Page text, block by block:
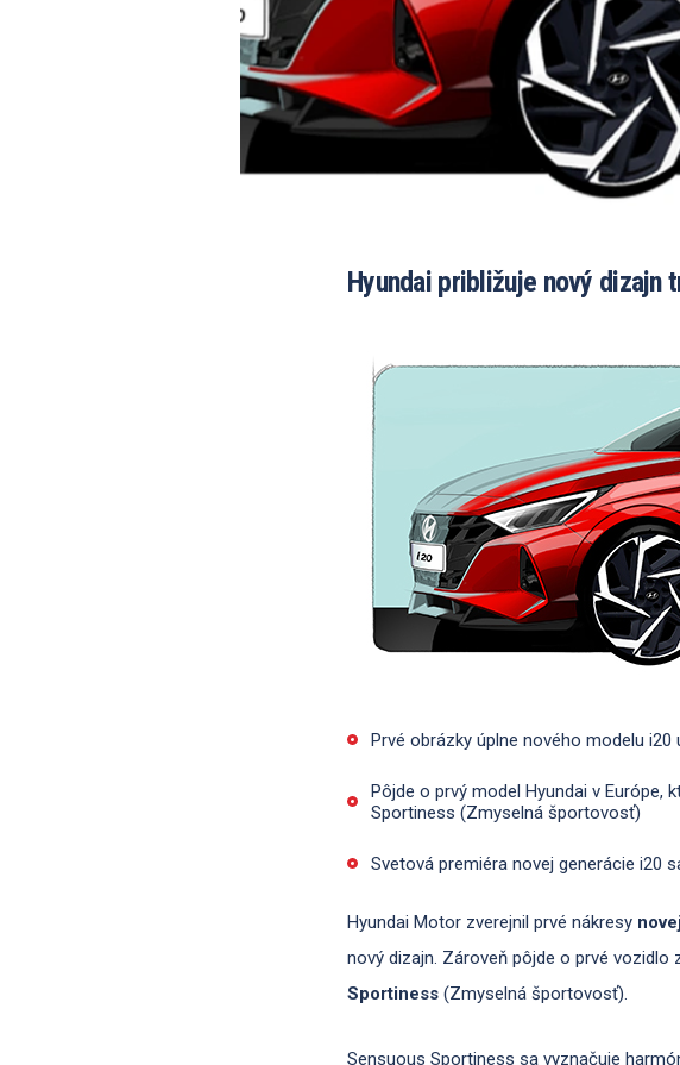
Hyundai približuje nový dizajn
Prvé obrázky úplne nového modelu
Pôjde o prvý model Hyundai v Európe,
Sportiness (Zmyselná športovosť)
Svetová premiéra novej generácie i20
Hyundai Motor zverejnil prvé nákresy
nový dizajn. Zároveň pôjde o prvé vozidlo
Sportiness (Zmyselná športovosť).
Sensuous Sportiness sa vyznačuje